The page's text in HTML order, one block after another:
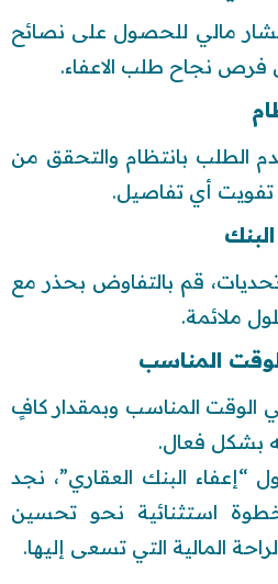
مالي للحصول على نصائح
نجاح طلب الاعفاء.
الطلب بانتظام والتحقق من
أي تفاصيل.
قم بالتفاوض بحذر مع
ملائمة.
المناسب
الوقت المناسب وبمقدار كافٍ
بشكل فعال.
“إعفاء البنك العقاري”، نجد
استثنائية نحو تحسين
المالية التي تسعى إليها.